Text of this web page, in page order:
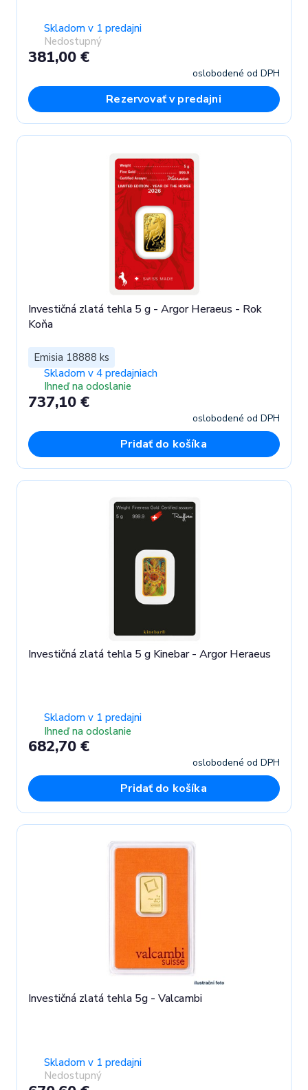
Skladom v 1 predajni
Nedostupný
381,00 €
oslobodené od DPH
Rezervovať v predajni
Investičná zlatá tehla 5 g - Argor Heraeus - Rok
Koňa
Emisia 18888 ks
Skladom v 4 predajniach
Ihneď na odoslanie
737,10 €
oslobodené od DPH
Pridať do košíka
Investičná zlatá tehla 5 g Kinebar - Argor Heraeus
Skladom v 1 predajni
Ihneď na odoslanie
682,70 €
oslobodené od DPH
Pridať do košíka
Investičná zlatá tehla 5g - Valcambi
Skladom v 1 predajni
Nedostupný